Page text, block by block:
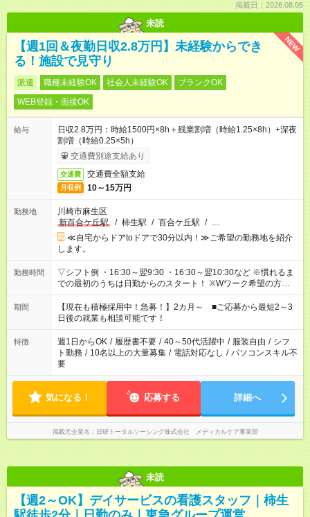
掲載日：2026.08.05
未読
NEW
【週1回＆夜勤日収2.8万円】未経験からでき
る！施設で見守り
派遣 職種未経験OK 社会人未経験OK
ブランクOK
WEB登録・面接OK
給与
日収2.8万円：時給1500円×8h＋残業割増（時給1.25×8h）+深夜
割増（時給0.25×5h）
交通費別途支給あり
交通費 交通費全額支給
月収例 10～15万円
勤務地
川崎市麻生区
新百合ケ丘駅
/ 柿生駅 / 百合ケ丘駅 / …
≪自宅からドアtoドアで30分以内！≫ご希望の勤務地を紹介
します。
勤務時間
▽シフト例 ・16:30～翌9:30 ・16:30～翌10:30など ※慣れるま
での最初のうちは日勤からのスタート！ ※Wワーク希望の方へ
今ご覧のお仕事で希望する勤務時間と、もう1つのお仕事の勤務
時間。 合計で週40時間を超える場合は応募できません。
期間
【現在も積極採用中！急募！】2カ月～ ■ご応募から最短2～3
日後の就業も相談可能です！
特徴 週1日からOK / 履歴書不要 / 40～50代活躍中 / 服装自由 / シフ
ト勤務 / 10名以上の大量募集 / 電話対応なし / パソコンスキル不
要
気になる！ 応募する 詳細へ
掲載元企業名 日研トータルソーシング株式会社 メディカルケア事業部
未読
【週2～OK】デイサービスの看護スタッフ｜柿生